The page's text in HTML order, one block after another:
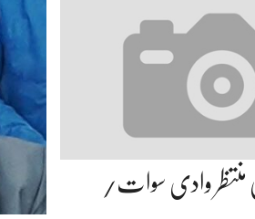
منتظر وادی سوات/